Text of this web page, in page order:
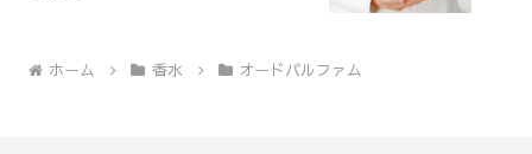
ホーム 香水 オードパルファム